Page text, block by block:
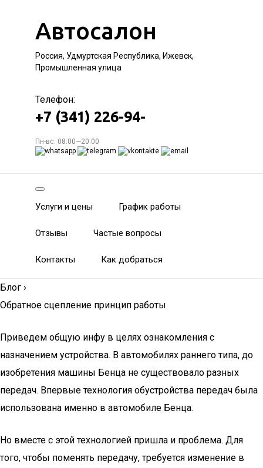
Автосалон
Россия, Удмуртская Республика, Ижевск,
Промышленная улица
Телефон:
+7 (341) 226-94-
Пн-вс: 08:00—20:00
Услуги и цены График работы
Отзывы Частые вопросы
Контакты Как добраться
Блог ›
Обратное сцепление принцип работы
Приведем общую инфу в целях ознакомления с
назначением устройства. В автомобилях раннего типа, до
изобретения машины Бенца не существовало разных
передач. Впервые технология обустройства передач была
использована именно в автомобиле Бенца.
Но вместе с этой технологией пришла и проблема. Для
того, чтобы поменять передачу, требуется изменение в